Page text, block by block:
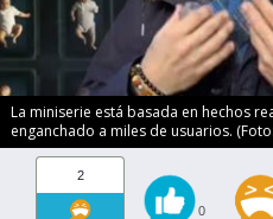
La miniserie está basada en hechos
enganchado a miles de usuarios.
2
0